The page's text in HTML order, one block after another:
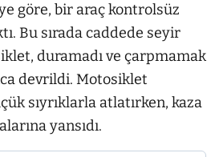
göre, bir araç kontrolsüz
Bu sırada caddede seyir
duramadı ve çarpmamak
devrildi. Motosiklet
sıyrıklarla atlatırken, kaza
yansıdı.